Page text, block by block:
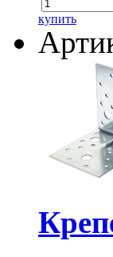
купить